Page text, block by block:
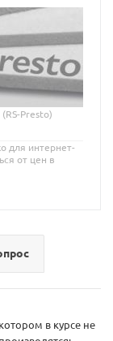
Presto)
для интернет-
от цен в
в курсе не